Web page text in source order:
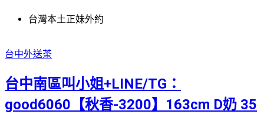
台灣本土正妹外約
台中外送茶
台中南區叫小姐+LINE/TG：
good6060【秋香-3200】163cm D奶 35